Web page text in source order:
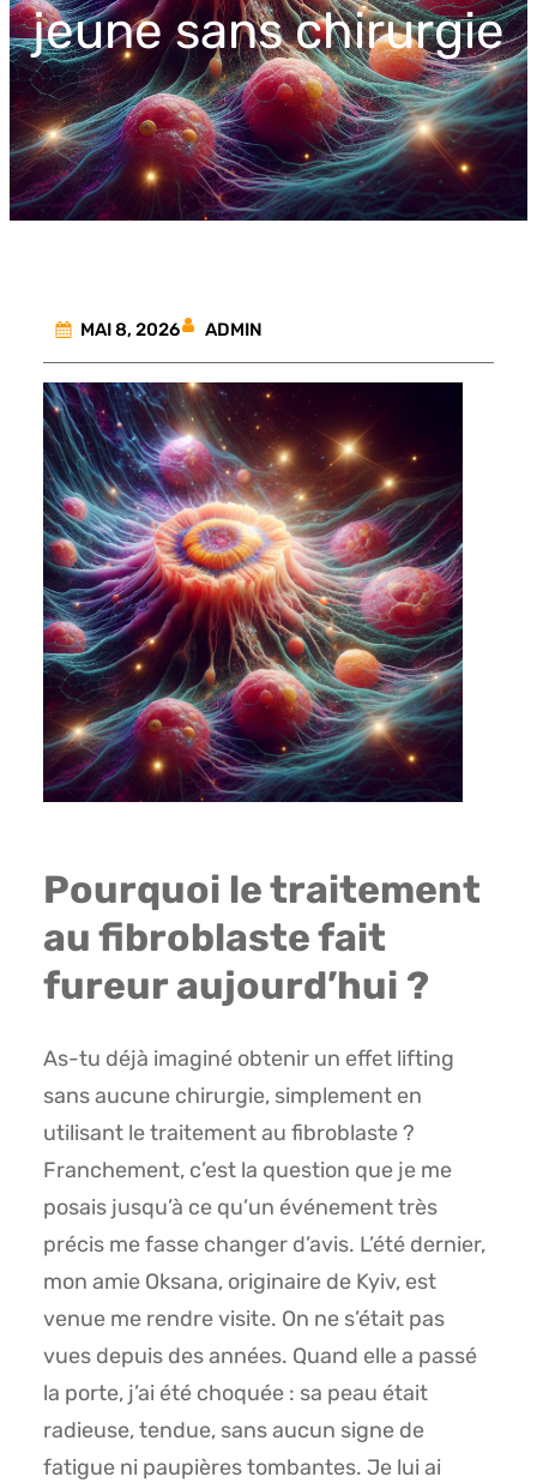
jeune sans chirurgie
MAI 8, 2026 ADMIN
Pourquoi le traitement
au fibroblaste fait
fureur aujourd’hui ?
As-tu déjà imaginé obtenir un effet lifting
sans aucune chirurgie, simplement en
utilisant le traitement au fibroblaste ?
Franchement, c’est la question que je me
posais jusqu’à ce qu’un événement très
précis me fasse changer d’avis. L’été dernier,
mon amie Oksana, originaire de Kyiv, est
venue me rendre visite. On ne s’était pas
vues depuis des années. Quand elle a passé
la porte, j’ai été choquée : sa peau était
radieuse, tendue, sans aucun signe de
fatigue ni paupières tombantes. Je lui ai